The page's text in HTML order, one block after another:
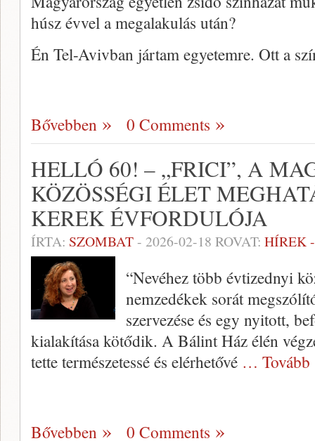
húsz évvel a megalakulás után?
Én Tel-Avivban jártam egyetemre. Ott a
Bővebben 0 Comments
HELLÓ 60! – „FRICI”, A
KÖZÖSSÉGI ÉLET
KEREK ÉVFORDULÓJA
ÍRTA: SZOMBAT- 2026-02-18 ROVAT: HÍREK
“Nevéhez több évtizednyi
nemzedékek sorát
szervezése és egy nyitott,
kialakítása kötődik. A Bálint Ház élén
tette természetessé és elérhetővé … Tovább
Bővebben 0 Comments